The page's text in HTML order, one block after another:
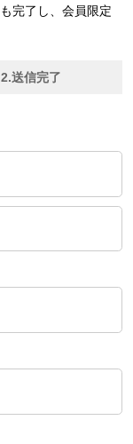
完了し、会員限定
2.送信完了